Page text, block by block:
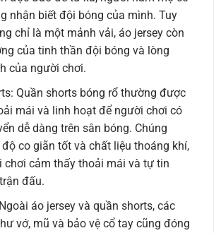
nhận biết đội bóng của mình. Tuy
chỉ là một mảnh vải, áo jersey còn
của tinh thần đội bóng và lòng
của người chơi.
Quần shorts bóng rổ thường được
mái và linh hoạt để người chơi có
dễ dàng trên sân bóng. Chúng
co giãn tốt và chất liệu thoáng khí,
chơi cảm thấy thoải mái và tự tin
đấu.
áo jersey và quần shorts, các
vớ, mũ và bảo vệ cổ tay cũng đóng